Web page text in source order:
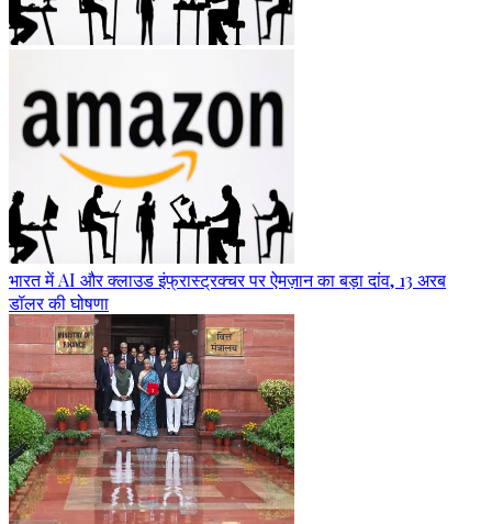
भारत में AI और क्लाउड इंफ्रास्ट्रक्चर पर ऐमज़ान का बड़ा दांव, 13 अरब
डॉलर की घोषणा